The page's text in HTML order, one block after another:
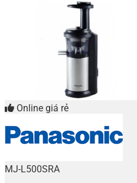
Online giá rẻ
MJ-L500SRA